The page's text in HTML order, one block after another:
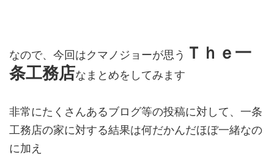
なので、今回はクマノジョーが思う Ｔｈｅ一
条工務店なまとめをしてみます
非常にたくさんあるブログ等の投稿に対して、一条
工務店の家に対する結果は何だかんだほぼ一緒なの
に加え